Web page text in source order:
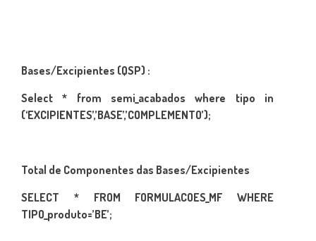
Bases/Excipientes (QSP) :
Select * from semi_acabados where tipo in
(‘EXCIPIENTES’,’BASE’,’COMPLEMENTO’);
Total de Componentes das Bases/Excipientes
SELECT * FROM FORMULACOES_MF WHERE
TIPO_produto=’BE’;